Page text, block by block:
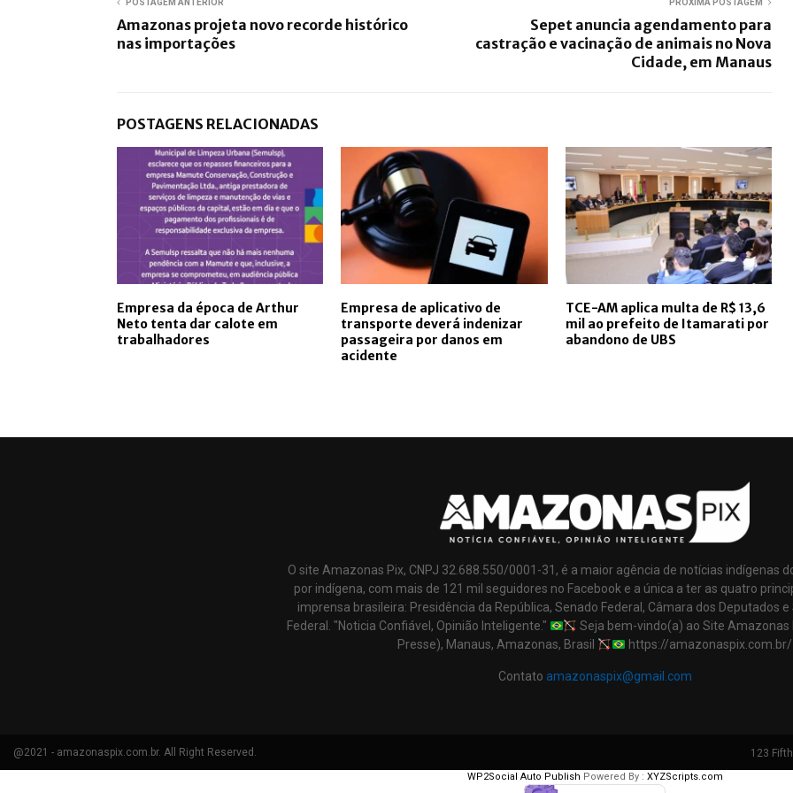
POSTAGEM ANTERIOR
Amazonas projeta novo recorde histórico
nas importações
PRÓXIMA POSTAGEM
Sepet anuncia agendamento para
castração e vacinação de animais no Nova
Cidade, em Manaus
POSTAGENS RELACIONADAS
Empresa da época de Arthur
Neto tenta dar calote em
trabalhadores
Empresa de aplicativo de
transporte deverá indenizar
passageira por danos em
acidente
TCE-AM aplica multa de R$ 13,6
mil ao prefeito de Itamarati por
abandono de UBS
O site Amazonas Pix, CNPJ 32.688.550/0001-31, é a maior agência de notícias indígenas
por indígena, com mais de 121 mil seguidores no Facebook e a única a ter as quatro
imprensa brasileira: Presidência da República, Senado Federal, Câmara dos Deputados e
Federal. "Noticia Confiável, Opinião Inteligente."
Seja bem-vindo(a) ao Site
Presse), Manaus, Amazonas, Brasil
https://amazonaspix.com.br/
Contato amazonaspix@gmail.com
@2021 - amazonaspix.com.br. All Right Reserved. 123
WP2Social Auto Publish Powered By : XYZScripts.com